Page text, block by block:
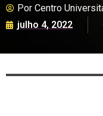
Por Centro
julho 4, 2022